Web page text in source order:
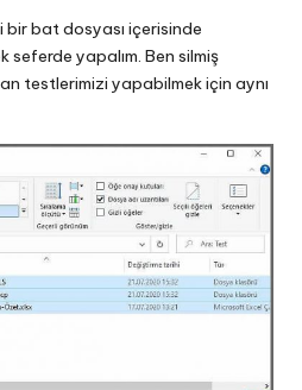
bir bat dosyası içerisinde
yapalım. Ben silmiş
testlerimizi yapabilmek için aynı